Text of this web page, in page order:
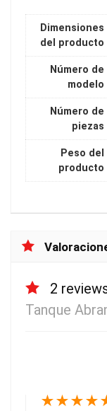
Dimensiones
del producto
Número de
modelo
Número de
piezas
Peso del
producto
2
Tanque
★★★★